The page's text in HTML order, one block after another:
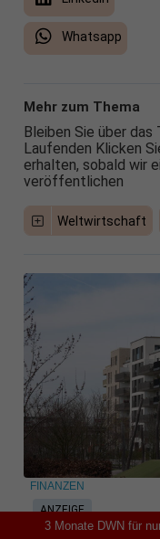
Whatsapp
Mehr zum Thema
Bleiben Sie über
Laufenden Klicken
erhalten, sobald wir
veröffentlichen
Weltwirtschaft
ANZEIGE
FINANZEN
3 Monate DWN für